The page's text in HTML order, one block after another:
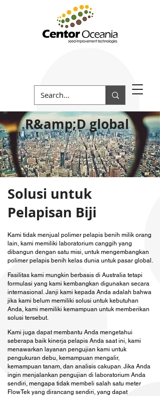
R&amp;D global
Solusi untuk
Pelapisan Biji
Kami tidak menjual polimer pelapis benih milik orang
lain, kami memiliki laboratorium canggih yang
dibangun dengan satu misi, untuk mengembangkan
polimer pelapis benih kelas dunia untuk pasar global.
Fasilitas kami mungkin berbasis di Australia tetapi
formulasi yang kami kembangkan digunakan secara
internasional. Janji kami kepada Anda adalah bahwa
jika kami belum memiliki solusi untuk kebutuhan
Anda, kami memiliki kemampuan untuk memberikan
solusi tersebut.
Kami juga dapat membantu Anda mengetahui
seberapa baik kinerja pelapis Anda saat ini, kami
menawarkan layanan pengujian kami untuk
pengukuran debu, kemampuan mengalir,
kemampuan tanam, dan analisis cakupan. Jika Anda
ingin menjalankan pengujian di laboratorium Anda
sendiri, mengapa tidak membeli salah satu meter
FlowTek yang dirancang sendiri, yang dapat